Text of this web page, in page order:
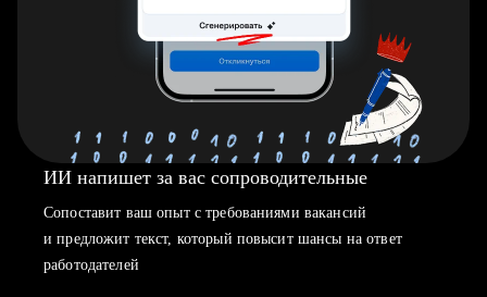
ИИ напишет за вас сопроводительные
Сопоставит ваш опыт с требованиями вакансий
и предложит текст, который повысит шансы на ответ
работодателей